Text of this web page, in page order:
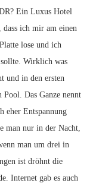
Ein Luxus Hotel
ich mir am einen
lose und ich
sollte. Wirklich was
und in den ersten
Das Ganze nennt
eher Entspannung
man nur in der Nacht,
man um drei in
ist dröhnt die
Internet gab es auch